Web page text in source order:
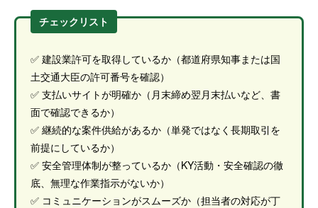
チェックリスト
✅ 建設業許可を取得しているか（都道府県知事または国
土交通大臣の許可番号を確認）
✅ 支払いサイトが明確か（月末締め翌月末払いなど、書
面で確認できるか）
✅ 継続的な案件供給があるか（単発ではなく長期取引を
前提にしているか）
✅ 安全管理体制が整っているか（KY活動・安全確認の徹
底、無理な作業指示がないか）
✅ コミュニケーションがスムーズか（担当者の対応が丁